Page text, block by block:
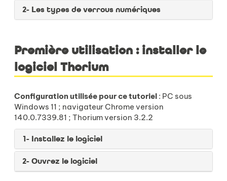
2- Les types de verrous numériques
Première utilisation : installer le
logiciel Thorium
Configuration utilisée pour ce tutoriel : PC sous
Windows 11 ; navigateur Chrome version
140.0.7339.81 ; Thorium version 3.2.2
1- Installez le logiciel
2- Ouvrez le logiciel